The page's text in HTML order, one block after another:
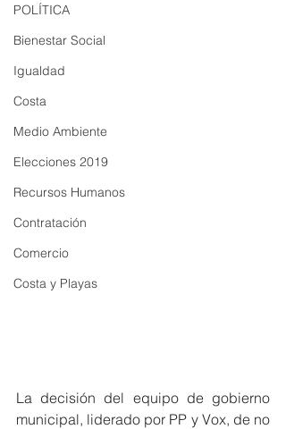
POLÍTICA
Bienestar Social
Igualdad
Costa
Medio Ambiente
Elecciones 2019
Recursos Humanos
Contratación
Comercio
Costa y Playas
La decisión del equipo de gobierno
municipal, liderado por PP y Vox, de no